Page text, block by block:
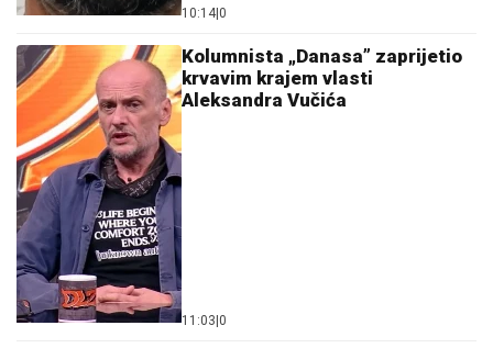
10:14 0
Kolumnista „Danasa” zaprijetio
krvavim krajem vlasti
Aleksandra Vučića
11:03 0